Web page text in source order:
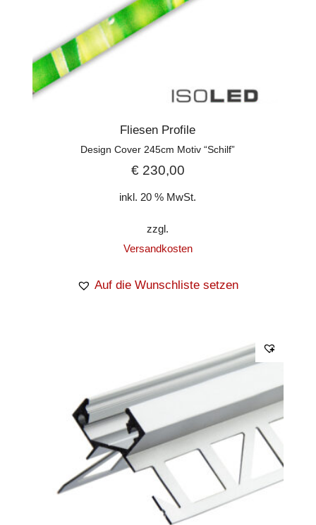
Fliesen Profile
Design Cover 245cm Motiv “Schilf”
€230,00
inkl. 20 % MwSt.
zzgl.
Versandkosten
Auf die Wunschliste setzen